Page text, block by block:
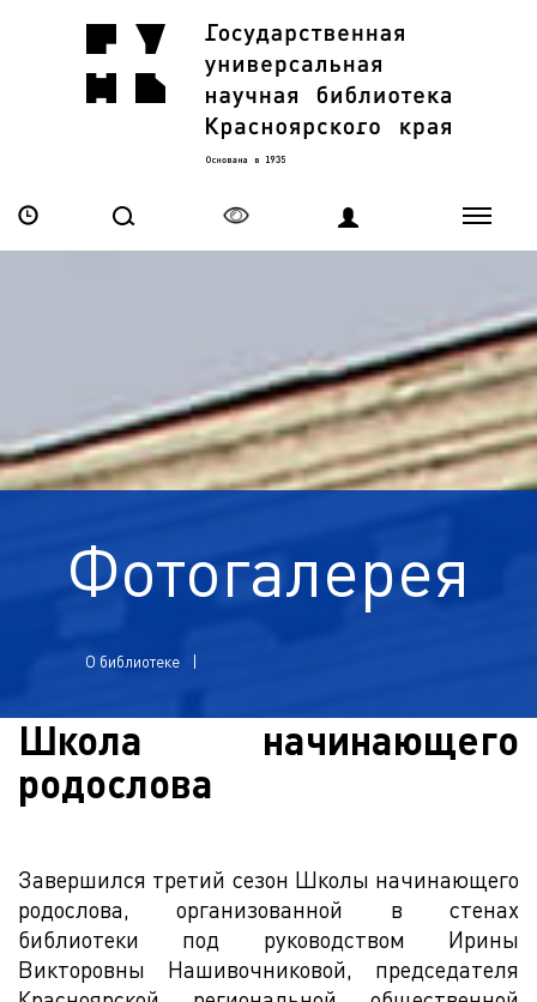
Фотогалерея
О библиотеке
Школа начинающего
родослова
Завершился третий сезон Школы начинающего
родослова, организованной в стенах
библиотеки под руководством Ирины
Викторовны Нашивочниковой, председателя